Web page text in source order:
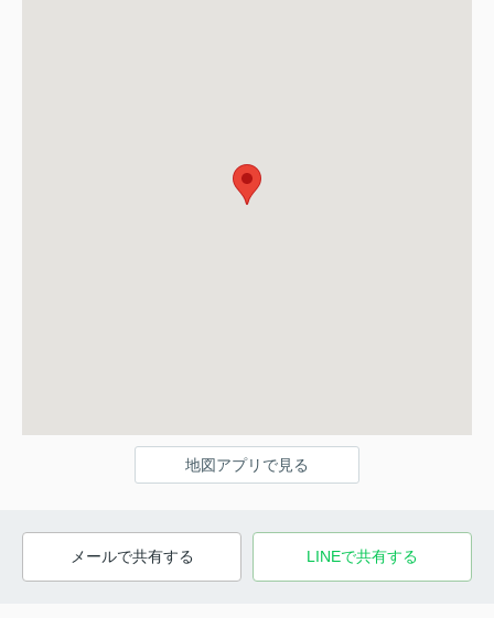
地図アプリで見る
メールで共有する LINEで共有する